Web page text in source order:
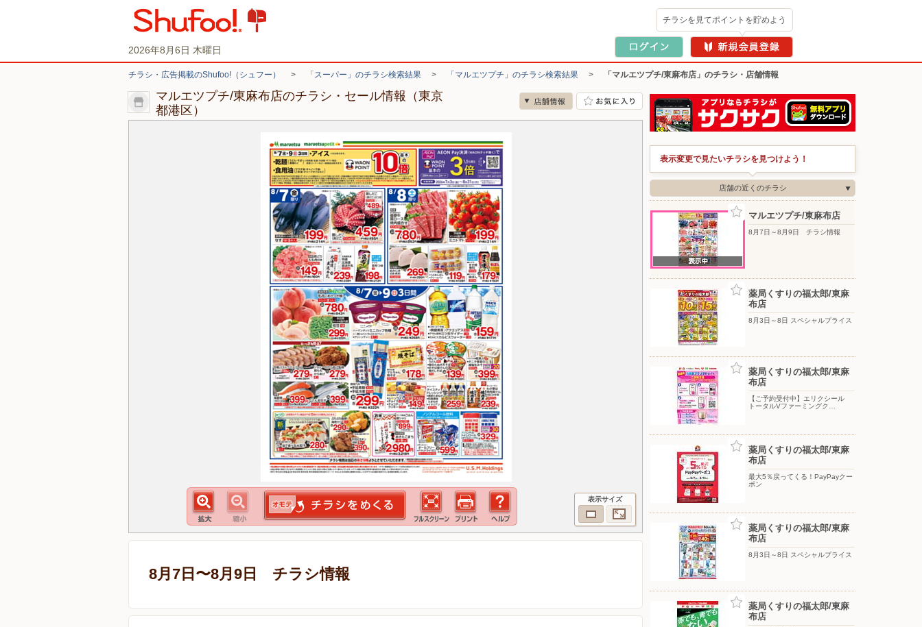
2026年8月6日 木曜日
チラシを見てポイントを貯めよう
チラシ・広告掲載のShufoo!（シュフー） > 「スーパー」のチラシ検索結果 > 「マルエツプチ」のチラシ検索結果 > 「マルエツプチ/東麻布店」のチラシ・店舗情報
マルエツプチ/東麻布店のチラシ・セール情報（東京
都港区）
表示サイズ
8月7日〜8月9日 チラシ情報
表示変更で見たいチラシを見つけよう！
店舗の近くのチラシ
マルエツプチ/東麻布店
8月7日～8月9日 チラシ情報
薬局くすりの福太郎/東麻
布店
8月3日～8日 スペシャルプライス
薬局くすりの福太郎/東麻
布店
【ご予約受付中】エリクシール
トータルVファーミングク…
薬局くすりの福太郎/東麻
布店
最大5％戻ってくる！PayPayクー
ポン
薬局くすりの福太郎/東麻
布店
8月3日～8日 スペシャルプライス
薬局くすりの福太郎/東麻
布店